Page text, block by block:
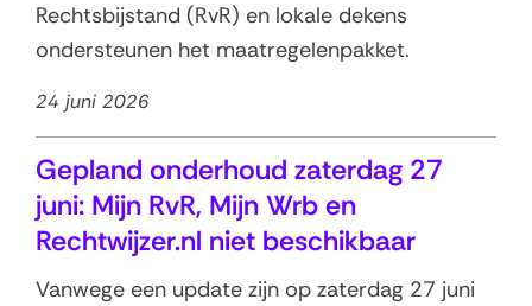
Rechtsbijstand (RvR) en lokale dekens
ondersteunen het maatregelenpakket.
24 juni 2026
Gepland onderhoud zaterdag 27
juni: Mijn RvR, Mijn Wrb en
Rechtwijzer.nl niet beschikbaar
Vanwege een update zijn op zaterdag 27 juni